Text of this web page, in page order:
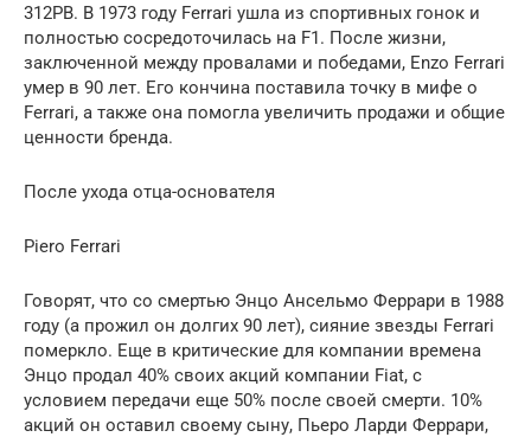
312PB. В 1973 году Ferrari ушла из спортивных гонок и
полностью сосредоточилась на F1. После жизни,
заключенной между провалами и победами, Enzo Ferrari
умер в 90 лет. Его кончина поставила точку в мифе о
Ferrari, а также она помогла увеличить продажи и общие
ценности бренда.
После ухода отца-основателя
Piero Ferrari
Говорят, что со смертью Энцо Ансельмо Феррари в 1988
году (а прожил он долгих 90 лет), сияние звезды Ferrari
померкло. Еще в критические для компании времена
Энцо продал 40% своих акций компании Fiat, с
условием передачи еще 50% после своей смерти. 10%
акций он оставил своему сыну, Пьеро Ларди Феррари,